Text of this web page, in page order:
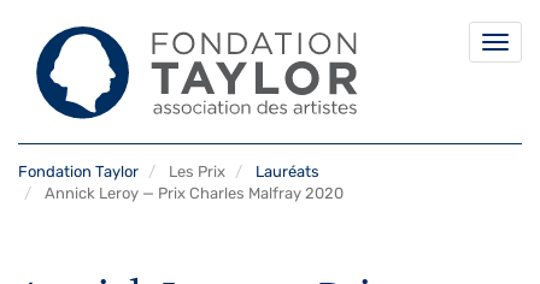
au
Fondation Taylor Les Prix
Lauréats
Annick Leroy — Prix Charles Malfray 2020